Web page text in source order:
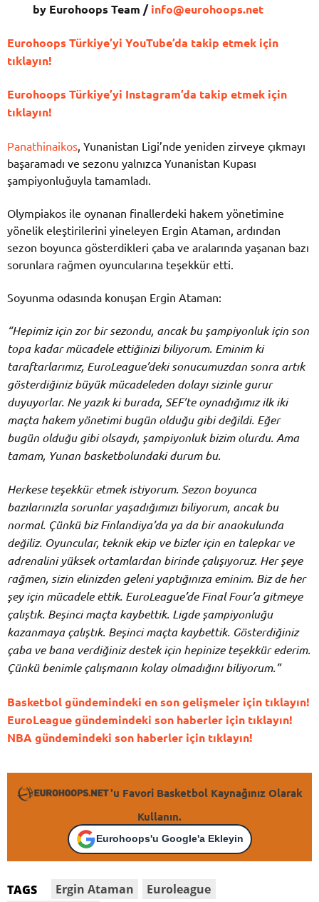
by Eurohoops Team /info@eurohoops.net
Eurohoops Türkiye’yi YouTube’da takip etmek için
tıklayın!
Eurohoops Türkiye’yi Instagram’da takip etmek için
tıklayın!
Panathinaikos , Yunanistan Ligi’nde yeniden zirveye çıkmayı
başaramadı ve sezonu yalnızca Yunanistan Kupası
şampiyonluğuyla tamamladı.
Olympiakos ile oynanan finallerdeki hakem yönetimine
yönelik eleştirilerini yineleyen Ergin Ataman, ardından
sezon boyunca gösterdikleri çaba ve aralarında yaşanan bazı
sorunlara rağmen oyuncularına teşekkür etti.
Soyunma odasında konuşan Ergin Ataman:
“Hepimiz için zor bir sezondu, ancak bu şampiyonluk için son
topa kadar mücadele ettiğinizi biliyorum. Eminim ki
taraftarlarımız, EuroLeague’deki sonucumuzdan sonra artık
gösterdiğiniz büyük mücadeleden dolayı sizinle gurur
duyuyorlar. Ne yazık ki burada, SEF’te oynadığımız ilk iki
maçta hakem yönetimi bugün olduğu gibi değildi. Eğer
bugün olduğu gibi olsaydı, şampiyonluk bizim olurdu. Ama
tamam, Yunan basketbolundaki durum bu.
Herkese teşekkür etmek istiyorum. Sezon boyunca
bazılarınızla sorunlar yaşadığımızı biliyorum, ancak bu
normal. Çünkü biz Finlandiya’da ya da bir anaokulunda
değiliz. Oyuncular, teknik ekip ve bizler için en talepkar ve
adrenalini yüksek ortamlardan birinde çalışıyoruz. Her şeye
rağmen, sizin elinizden geleni yaptığınıza eminim. Biz de her
şey için mücadele ettik. EuroLeague’de Final Four’a gitmeye
çalıştık. Beşinci maçta kaybettik. Ligde şampiyonluğu
kazanmaya çalıştık. Beşinci maçta kaybettik. Gösterdiğiniz
çaba ve bana verdiğiniz destek için hepinize teşekkür ederim.
Çünkü benimle çalışmanın kolay olmadığını biliyorum.”
Basketbol gündemindeki en son gelişmeler için tıklayın!
EuroLeague gündemindeki son haberler için tıklayın!
NBA gündemindeki son haberler için tıklayın!
'u Favori Basketbol Kaynağınız Olarak
Kullanın.
Eurohoops'u Google'a Ekleyin
TAGS Ergin Ataman Euroleague